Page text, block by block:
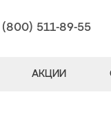
511-89-55
АКЦИИ